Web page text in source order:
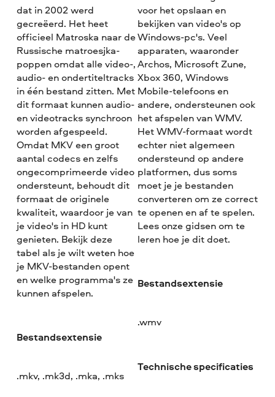
dat in 2002 werd
gecreëerd. Het heet
officieel Matroska naar de
Russische matroesjka-
poppen omdat alle video-,
audio- en ondertiteltracks
in één bestand zitten. Met
dit formaat kunnen audio-
en videotracks synchroon
worden afgespeeld.
Omdat MKV een groot
aantal codecs en zelfs
ongecomprimeerde video
ondersteunt, behoudt dit
formaat de originele
kwaliteit, waardoor je van
je video's in HD kunt
genieten. Bekijk deze
tabel als je wilt weten hoe
je MKV-bestanden opent
en welke programma's ze
kunnen afspelen.
Bestandsextensie
.mkv, .mk3d, .mka, .mks
voor het opslaan en
bekijken van video's op
Windows-pc's. Veel
apparaten, waaronder
Archos, Microsoft Zune,
Xbox 360, Windows
Mobile-telefoons en
andere, ondersteunen ook
het afspelen van WMV.
Het WMV-formaat wordt
echter niet algemeen
ondersteund op andere
platformen, dus soms
moet je je bestanden
converteren om ze correct
te openen en af te spelen.
Lees onze gidsen om te
leren hoe je dit doet.
Bestandsextensie
.wmv
Technische specificaties